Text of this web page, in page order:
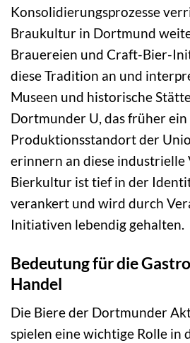
Konsolidierungsprozesse
Braukultur in Dortmund
Brauereien und Craft-Bier-
diese Tradition an und
Museen und historische
Dortmunder U, das früher ein
Produktionsstandort der
erinnern an diese industrielle
Bierkultur ist tief in der
verankert und wird durch
Initiativen lebendig gehalten.
Bedeutung für die
Handel
Die Biere der Dortmunder
spielen eine wichtige Rolle in